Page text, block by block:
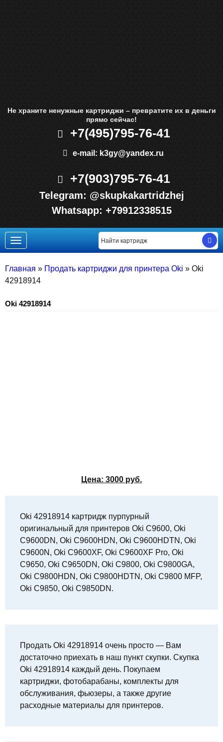
Не храните ненужные картриджи – превратите их в деньги
прямо сейчас!
+7(495)795-76-41
e-mail: k3gy@yandex.ru
+7(903)795-76-41
Telegram: @skupkakartridzhej
Whatsapp: +79912338515
Toggle
navigation
Главная » Продать картриджи для принтера Oki » Oki
42918914
Oki 42918914
Цена: 3000 руб.
Oki 42918914 картридж пурпурный
оригинальный для принтеров Oki C9600, Oki
C9600DN, Oki C9600HDN, Oki C9600HDTN, Oki
C9600N, Oki C9600XF, Oki C9600XF Pro, Oki
C9650, Oki C9650DN, Oki C9800, Oki C9800GA,
Oki C9800HDN, Oki C9800HDTN, Oki C9800 MFP,
Oki C9850, Oki C9850DN.
Продать Oki 42918914 очень просто — Вам
достаточно приехать в наш пункт скупки. Скупка
Oki 42918914 каждый день. Покупаем
картриджи, фотобарабаны, комплекты для
обслуживания, фьюзеры, а также другие
расходные материалы для принтеров.